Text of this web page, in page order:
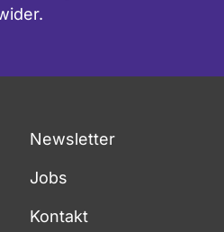
Newsletter
Jobs
Kontakt